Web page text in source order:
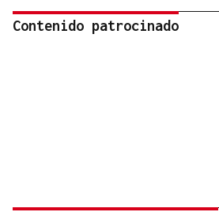
Contenido patrocinado